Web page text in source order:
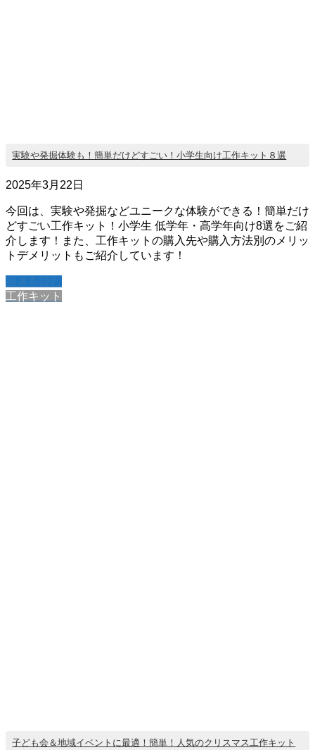
実験や発掘体験も！簡単だけどすごい！小学生向け工作キット８選
2025年3月22日
今回は、実験や発掘などユニークな体験ができる！簡単だけ
どすごい工作キット！小学生 低学年・高学年向け8選をご紹
介します！また、工作キットの購入先や購入方法別のメリッ
トデメリットもご紹介しています！
工作キット
子ども会＆地域イベントに最適！簡単！人気のクリスマス工作キット